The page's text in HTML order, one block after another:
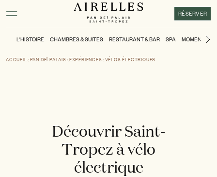
Activer le mode contraste élevé
RÉSERVER
L'HISTOIRE CHAMBRES & SUITES RESTAURANT & BAR SPA MOMENTS
ACCUEIL PAN DEÏ PALAIS EXPÉRIENCES VÉLOS ÉLECTRIQUES
Découvrir Saint-
Tropez à vélo
électrique